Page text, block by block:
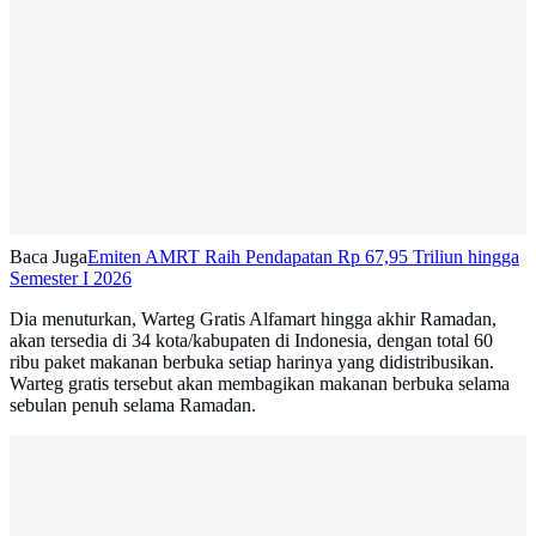
Baca JugaEmiten AMRT Raih Pendapatan Rp 67,95 Triliun hingga
Semester I 2026
Dia menuturkan, Warteg Gratis Alfamart hingga akhir Ramadan,
akan tersedia di 34 kota/kabupaten di Indonesia, dengan total 60
ribu paket makanan berbuka setiap harinya yang didistribusikan.
Warteg gratis tersebut akan membagikan makanan berbuka selama
sebulan penuh selama Ramadan.